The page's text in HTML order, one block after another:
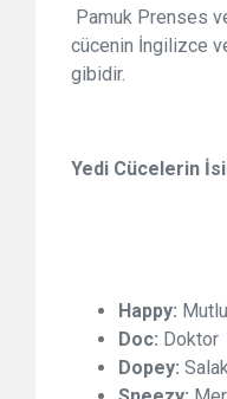
Pamuk Prenses
cücenin İngilizce
gibidir.
Yedi Cücelerin
Happy: Mutlu
Doc: Doktor
Dopey: